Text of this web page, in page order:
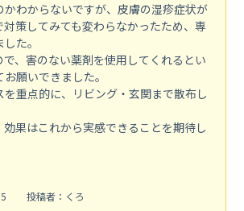
かわからないですが、皮膚の湿疹症状が
策してみても変わらなかったため、専
た。
、害のない薬剤を使用してくれるとい
願いできました。
重点的に、リビング・玄関まで散布し
効果はこれから実感できることを期待し
投稿者：くろ